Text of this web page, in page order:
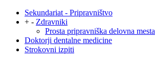
Sekundariat - Pripravništvo
+ - Zdravniki
Prosta pripravniška delovna mesta
Doktorji dentalne medicine
Strokovni izpiti